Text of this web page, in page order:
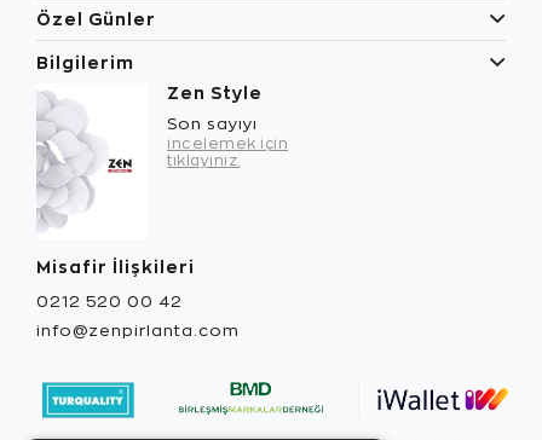
Özel Günler
Bilgilerim
Zen Style
Son sayıyı
incelemek için
tıklayınız.
Misafir İlişkileri
0212 520 00 42
info@zenpirlanta.com